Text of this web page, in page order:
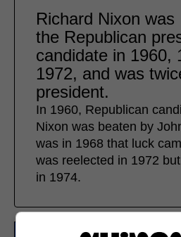
Richard Nixon was
the Republican
candidate in 1960,
1972, and was
president.
In 1960, Republican
Nixon was beaten by
was in 1968 that luck
was reelected in 1972
in 1974.